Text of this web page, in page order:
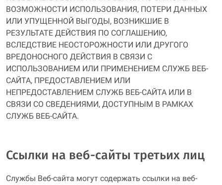
ВОЗМОЖНОСТИ ИСПОЛЬЗОВАНИЯ, ПОТЕРИ ДАННЫХ
ИЛИ УПУЩЕННОЙ ВЫГОДЫ, ВОЗНИКШИЕ В
РЕЗУЛЬТАТЕ ДЕЙСТВИЯ ПО СОГЛАШЕНИЮ,
ВСЛЕДСТВИЕ НЕОСТОРОЖНОСТИ ИЛИ ДРУГОГО
ВРЕДОНОСНОГО ДЕЙСТВИЯ В СВЯЗИ С
ИСПОЛЬЗОВАНИЕМ ИЛИ ПРИМЕНЕНИЕМ СЛУЖБ ВЕБ-
САЙТА, ПРЕДОСТАВЛЕНИЕМ ИЛИ
НЕПРЕДОСТАВЛЕНИЕМ СЛУЖБ ВЕБ-САЙТА ИЛИ В
СВЯЗИ СО СВЕДЕНИЯМИ, ДОСТУПНЫМ В РАМКАХ
СЛУЖБ ВЕБ-САЙТА.
Ссылки на веб-сайты третьих лиц
Службы Веб-сайта могут содержать ссылки на веб-